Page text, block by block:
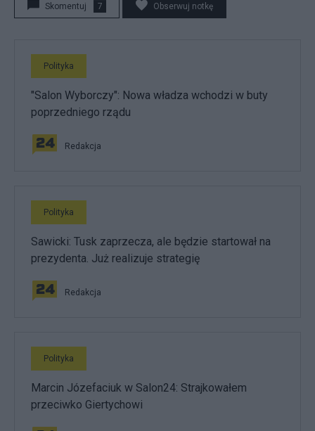
Skomentuj 7 Obserwuj notkę
Polityka
"Salon Wyborczy": Nowa władza wchodzi w buty
poprzedniego rządu
Redakcja
Polityka
Sawicki: Tusk zaprzecza, ale będzie startował na
prezydenta. Już realizuje strategię
Redakcja
Polityka
Marcin Józefaciuk w Salon24: Strajkowałem
przeciwko Giertychowi